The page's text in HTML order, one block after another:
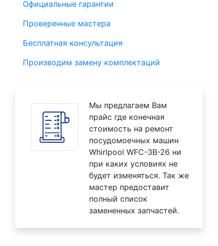
Официальные гарантии
Проверенные мастера
Бесплатная консультация
Производим замену комплектаций
Мы предлагаем Вам
прайс где конечная
стоимость на ремонт
посудомоечных машин
Whirlpool WFC-3B-26 ни
при каких условиях не
будет изменяться. Так же
мастер предоставит
полный список
замененных запчастей.